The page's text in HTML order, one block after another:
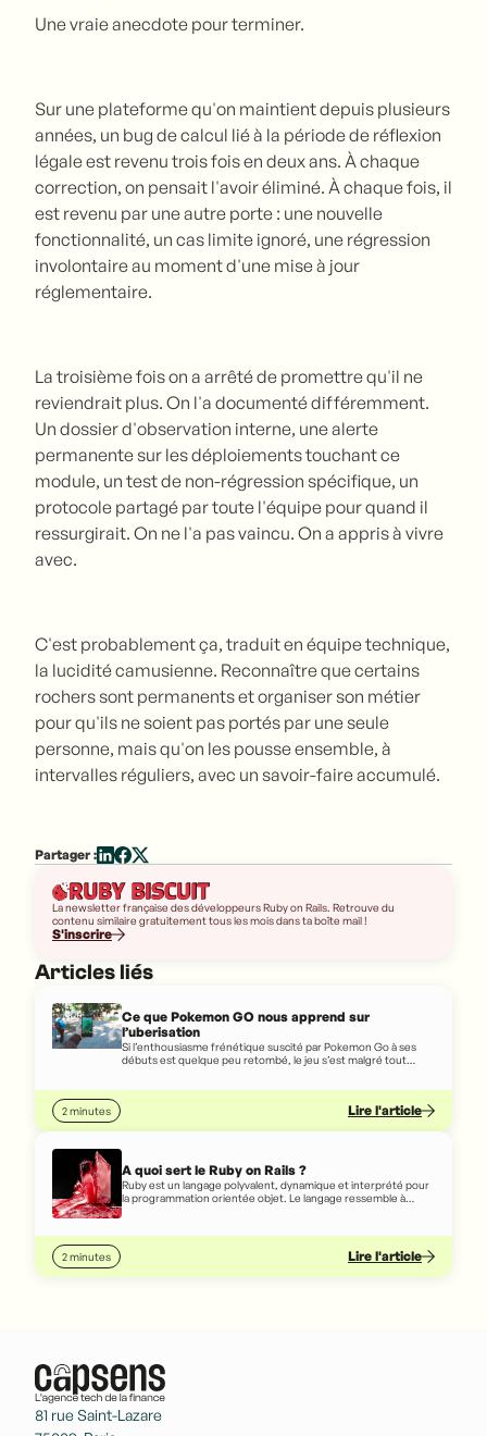
Articles liés
Ce que Pokemon GO nous apprend sur
l’uberisation
Si l’enthousiasme frénétique suscité par Pokemon Go à ses
débuts est quelque peu retombé, le jeu s’est malgré tout
2 minutes
Lire l'article
A quoi sert le Ruby on Rails ?
Ruby est un langage polyvalent, dynamique et interprété pour
la programmation orientée objet. Le langage ressemble à
le code écrit en Ruby.
2 minutes
Lire l'article
La newsletter française des développeurs Ruby on Rails. Retrouve du
contenu similaire gratuitement tous les mois dans ta boîte mail !
S'inscrire
Partager :
Une vraie anecdote pour terminer.
Sur une plateforme qu'on maintient depuis plusieurs
années, un bug de calcul lié à la période de réflexion
légale est revenu trois fois en deux ans. À chaque
correction, on pensait l'avoir éliminé. À chaque fois, il
est revenu par une autre porte : une nouvelle
fonctionnalité, un cas limite ignoré, une régression
involontaire au moment d'une mise à jour
réglementaire.
La troisième fois on a arrêté de promettre qu'il ne
reviendrait plus. On l'a documenté différemment.
Un dossier d'observation interne, une alerte
permanente sur les déploiements touchant ce
module, un test de non-régression spécifique, un
protocole partagé par toute l'équipe pour quand il
ressurgirait. On ne l'a pas vaincu. On a appris à vivre
avec.
C'est probablement ça, traduit en équipe technique,
la lucidité camusienne. Reconnaître que certains
rochers sont permanents et organiser son métier
pour qu'ils ne soient pas portés par une seule
personne, mais qu'on les pousse ensemble, à
intervalles réguliers, avec un savoir-faire accumulé.
81 rue Saint-Lazare